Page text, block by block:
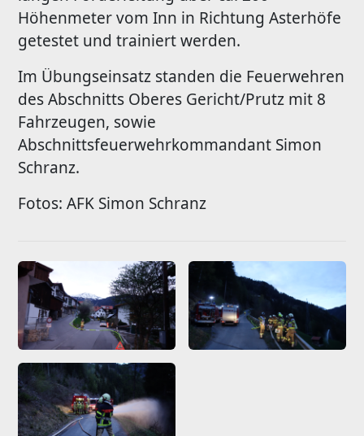
Höhenmeter vom Inn in Richtung Asterhöfe
getestet und trainiert werden.
Im Übungseinsatz standen die Feuerwehren
des Abschnitts Oberes Gericht/Prutz mit 8
Fahrzeugen, sowie
Abschnittsfeuerwehrkommandant Simon
Schranz.
Fotos: AFK Simon Schranz